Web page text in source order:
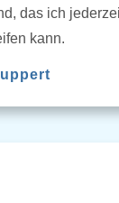
das ich
kann.